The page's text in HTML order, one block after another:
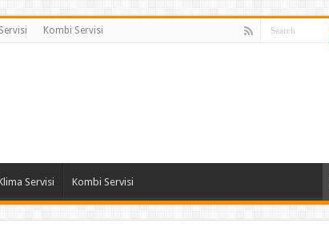
Kombi Servisi
Servisi Kombi Servisi